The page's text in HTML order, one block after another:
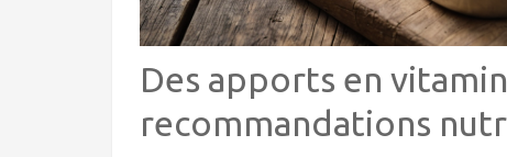
Des apports en
recommandations